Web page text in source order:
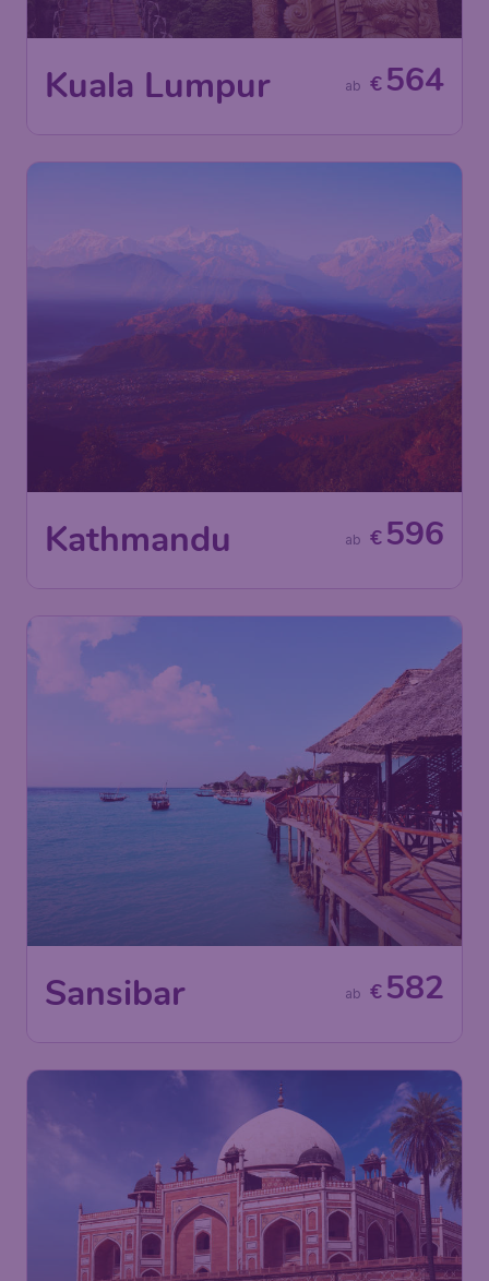
Kuala Lumpur € 564
ab
Kathmandu € 596
ab
Sansibar € 582
ab